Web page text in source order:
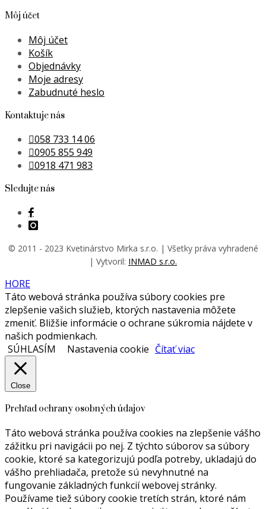
Môj účet
Môj účet
Košík
Objednávky
Moje adresy
Zabudnuté heslo
Kontaktuje nás
058 733 14 06
0905 855 949
0918 471 983
Sledujte nás
© 2011 - 2023 Kvetinárstvo Mirka s.r.o. | Všetky práva vyhradené
| Vytvoril: INMAD s.r.o.
HORE
Táto webová stránka používa súbory cookies pre
zlepšenie vašich služieb, ktorých nastavenia môžete
zmeniť. Bližšie informácie o ochrane súkromia nájdete v
našich podmienkach.
SÚHLASÍM
Nastavenia cookie Čítať viac
Close
Prehľad ochrany osobných údajov
Táto webová stránka používa cookies na zlepšenie vášho
zážitku pri navigácii po nej. Z týchto súborov sa súbory
cookie, ktoré sa kategorizujú podľa potreby, ukladajú do
vášho prehliadača, pretože sú nevyhnutné na
fungovanie základných funkcií webovej stránky.
Používame tiež súbory cookie tretích strán, ktoré nám